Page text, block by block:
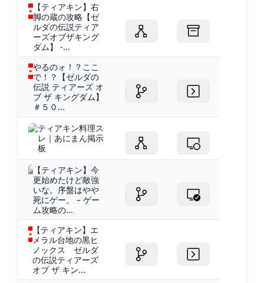
【ティアキン】右
脚の蔵の攻略【ゼ
ルダの伝説ティア
ーズオブザキング
ダム】 -...
やるのォ！？ここ
で！？【ゼルダの
伝説 ティアーズ オ
ブ ザ キングダム】
＃５０...
ティアキン料理ス
レ｜あにまん掲示
板
【ティアキン】今
更始めたけど敵強
いな。序盤はやや
死にゲー。 – ゲー
ム攻略の...
【ティアキン】エ
メラル台地の黒ヒ
ノックス ゼルダ
の伝説ティアーズ
オブ ザ キン...